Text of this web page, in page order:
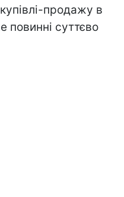
продажу в
повинні суттєво